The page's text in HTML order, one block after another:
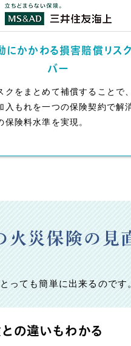
にかかわる損害賠償リス
バー
クをまとめて補償することで
入もれを一つの保険契約で解
保険料水準を実現。
災保険の見
ても簡単に出来るのです
の違いもわかる